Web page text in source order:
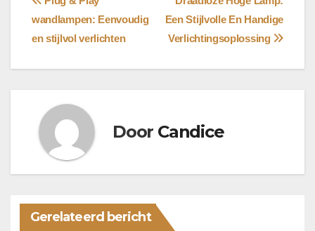
navigatie
Een Stijlvolle En Handige
Verlichtingsoplossing
wandlampen: Eenvoudig
en stijlvol verlichten
Door Candice
Gerelateerd bericht